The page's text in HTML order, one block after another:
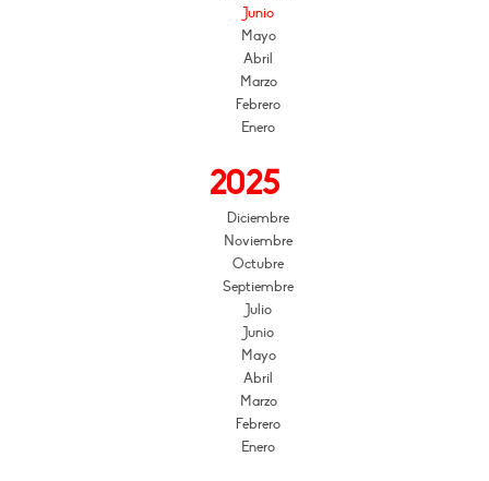
Junio
Mayo
Abril
Marzo
Febrero
Enero
2025
Diciembre
Noviembre
Octubre
Septiembre
Julio
Junio
Mayo
Abril
Marzo
Febrero
Enero